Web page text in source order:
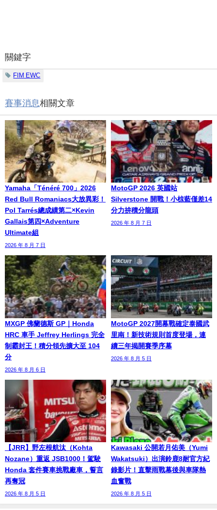
關鍵字
FIM EWC
賽事消息相關文章
Yamaha「Ténéré 700」2026
Red Bull Romaniacs大放異彩！
Pol Tarrés總成績第二×Kevin
Gallais第四×Adventure
Ultimate組
2026 年 8 月 7 日
MotoGP 2026 英國站
Silverstone 開戰！小椋藍僅差14
分力拚積分龍頭
2026 年 8 月 7 日
MXGP 佛蘭德斯 GP｜Honda
HRC 車手 Jeffrey Herlings 完全
制霸封王！積分領先擴大至 104
分
2026 年 8 月 6 日
MotoGP 2027開幕戰確定泰國武
里南！新技術規則首度登場，連
續三年揭開賽季序幕
2026 年 8 月 5 日
【JRR】野左根航汰（Kohta
Nozane）重返 JSB1000！駕駛
Honda 套件賽車挑戰廠車，誓言
再奪冠
2026 年 8 月 5 日
Kawasaki 公開若月佑美（Yumi
Wakatsuki）出演鈴鹿8耐官方紀
錄影片！直擊雨戰幕後與車隊熱
血奮戰
2026 年 8 月 5 日